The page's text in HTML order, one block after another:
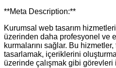
**Meta Description:**
Kurumsal web tasarım
üzerinden daha profesyonel ve
kurmalarını sağlar. Bu
tasarlamak, içeriklerini
üzerinde çalışmak gibi görevleri